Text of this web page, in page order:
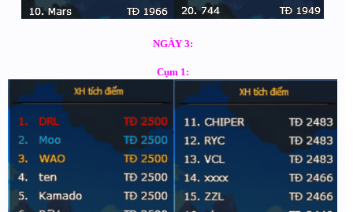
NGÀY 3:
Cụm 1: